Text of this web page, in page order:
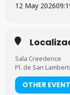
12 May 2026
Sala Creedence
Pl. de San
OTHER